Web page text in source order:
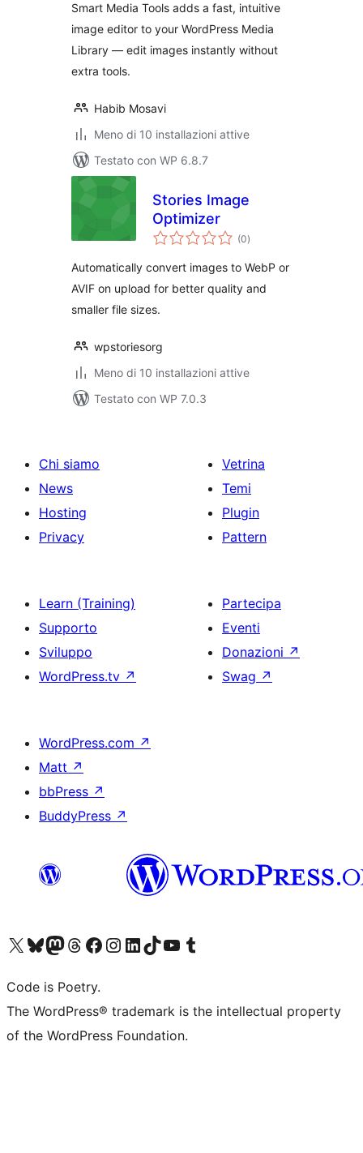
Smart Media Tools adds a fast, intuitive
image editor to your WordPress Media
Library — edit images instantly without
extra tools.
Habib Mosavi
Meno di 10 installazioni attive
Testato con WP 6.8.7
Stories Image
Optimizer
(0valutazioni
totali
)
Automatically convert images to WebP or
AVIF on upload for better quality and
smaller file sizes.
wpstoriesorg
Meno di 10 installazioni attive
Testato con WP 7.0.3
Chi siamo
News
Hosting
Privacy
Vetrina
Temi
Plugin
Pattern
Learn (Training)
Supporto
Sviluppo
WordPress.tv ↗
Partecipa
Eventi
Donazioni ↗
Swag ↗
WordPress.com ↗
Matt ↗
bbPress ↗
BuddyPress ↗
Visita il nostro account X (ex Twitter)
Visita il nostro account Bluesky
Visita il nostro account Mastodon
Visita il nostro account Threads
Visita la nostra pagina Facebook
Visita il nostro account Instagram
Visita il nostro account LinkedIn
Visita il nostro account TikTok
Visita il nostro canale YouTube
Visita il nostro account Tumblr
Code is Poetry.
The WordPress® trademark is the intellectual property
of the WordPress Foundation.